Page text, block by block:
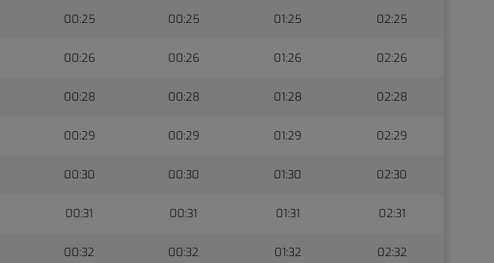
00:25 00:25 01:25 02:25
00:26 00:26 01:26 02:26
00:28 00:28 01:28 02:28
00:29 00:29 01:29 02:29
00:30 00:30 01:30 02:30
00:31 00:31 01:31 02:31
00:32 00:32 01:32 02:32